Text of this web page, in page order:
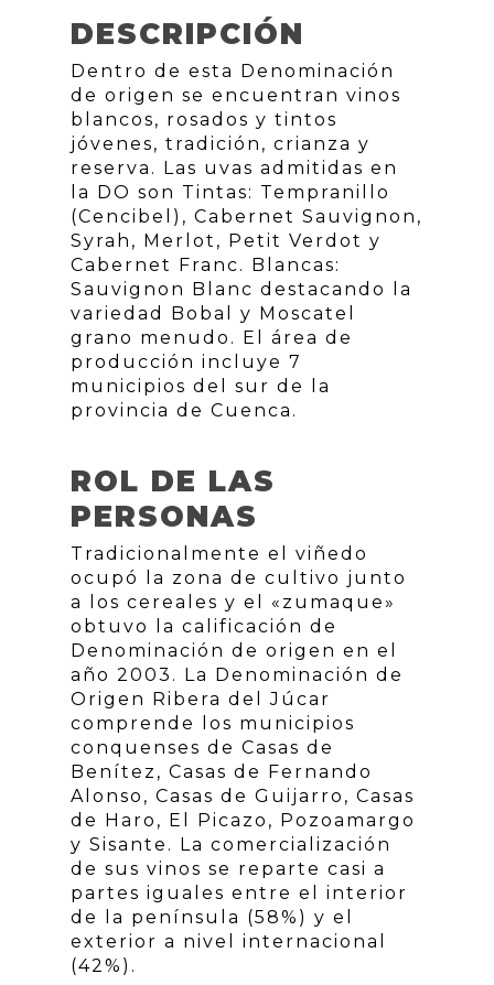
DESCRIPCIÓN
Dentro de esta Denominación
de origen se encuentran vinos
blancos, rosados y tintos
jóvenes, tradición, crianza y
reserva. Las uvas admitidas en
la DO son Tintas: Tempranillo
(Cencibel), Cabernet Sauvignon,
Syrah, Merlot, Petit Verdot y
Cabernet Franc. Blancas:
Sauvignon Blanc destacando la
variedad Bobal y Moscatel
grano menudo. El área de
producción incluye 7
municipios del sur de la
provincia de Cuenca.
ROL DE LAS
PERSONAS
Tradicionalmente el viñedo
ocupó la zona de cultivo junto
a los cereales y el «zumaque»
obtuvo la calificación de
Denominación de origen en el
año 2003. La Denominación de
Origen Ribera del Júcar
comprende los municipios
conquenses de Casas de
Benítez, Casas de Fernando
Alonso, Casas de Guijarro, Casas
de Haro, El Picazo, Pozoamargo
y Sisante. La comercialización
de sus vinos se reparte casi a
partes iguales entre el interior
de la península (58%) y el
exterior a nivel internacional
(42%).